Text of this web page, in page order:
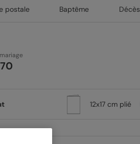
postale Baptême Décès
12x17 cm plié